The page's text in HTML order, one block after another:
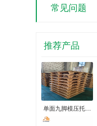
常见问题
推荐产品
单面九脚模压托…